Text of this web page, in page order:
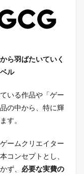
ら羽ばたいていく
ル
いる作品や「ゲー
の中から、特に輝
す。
ームクリエイター
コンセプトとし、
ず、 必要な実費の